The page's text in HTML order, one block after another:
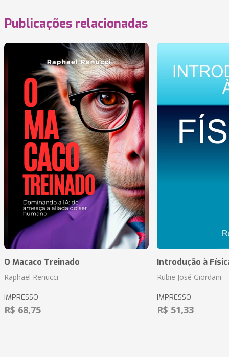
Publicações relacionadas
O Macaco Treinado
Raphael Renucci
IMPRESSO
R$ 68,75
Introdução à
Rubie José Giordani
IMPRESSO
R$ 51,33